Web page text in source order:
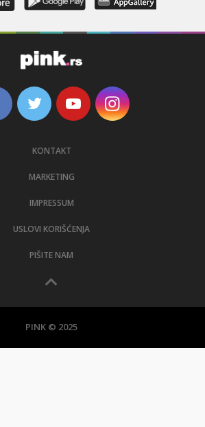
KONTAKT
MARKETING
IMPRESSUM
USLOVI KORIŠĆENJA
PIŠITE NAM
PINK © 2025